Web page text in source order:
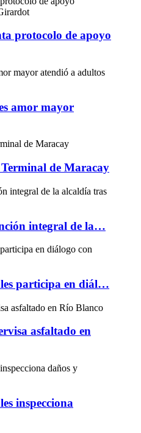
protocolo de apoyo
amor mayor
de Maracay
integral de la…
participa en diál…
asfaltado en
inspecciona